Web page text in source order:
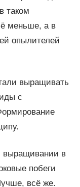
таком
меньше, а в
опылителей
выращивать
с
выращивании в
побеги
всё же.